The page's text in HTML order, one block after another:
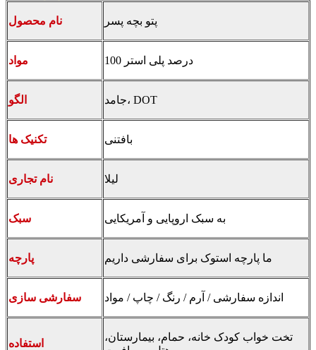
نام محصول پتو بچه پسر
مواد 100 درصد پلی استر
الگو جامد، DOT
تکنیک ها بافتنی
نام تجاری لیلا
سبک به سبک اروپایی و آمریکایی
پارچه ما پارچه استوک برای سفارشی داریم
سفارشی سازی اندازه سفارشی / آرم / رنگ / چاپ / مواد
استفاده
تخت خواب کودک خانه، حمام، بیمارستان،